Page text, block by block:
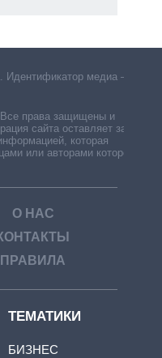
Идентификатор медиа –
Все права защищены и
сайта оставляет за
которая
или авторами которой
О НАС
ПРАВИЛА
ТЕМАТИКИ
БИЗНЕС